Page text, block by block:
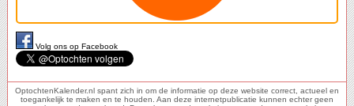
Volg ons op Facebook
OptochtenKalender.nl spant zich in om de informatie op deze website correct, actueel en
toegankelijk te maken en te houden. Aan deze internetpublicatie kunnen echter geen